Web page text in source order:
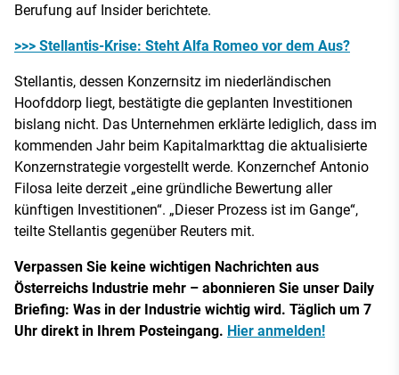
Berufung auf Insider berichtete.
>>> Stellantis-Krise: Steht Alfa Romeo vor dem Aus?
Stellantis, dessen Konzernsitz im niederländischen
Hoofddorp liegt, bestätigte die geplanten Investitionen
bislang nicht. Das Unternehmen erklärte lediglich, dass im
kommenden Jahr beim Kapitalmarkttag die aktualisierte
Konzernstrategie vorgestellt werde. Konzernchef Antonio
Filosa leite derzeit „eine gründliche Bewertung aller
künftigen Investitionen“. „Dieser Prozess ist im Gange“,
teilte Stellantis gegenüber Reuters mit.
Verpassen Sie keine wichtigen Nachrichten aus
Österreichs Industrie mehr – abonnieren Sie unser Daily
Briefing: Was in der Industrie wichtig wird. Täglich um 7
Uhr direkt in Ihrem Posteingang. Hier anmelden!